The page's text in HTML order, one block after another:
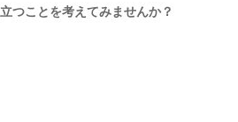
つことを考えてみませんか？